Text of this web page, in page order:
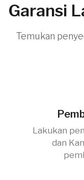
Garansi
Temukan
Lakukan
dan